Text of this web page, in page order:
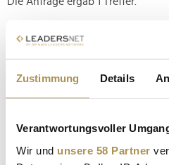
Zustimmung Details
Verantwortungsvoller
Wir und unsere 58 Partner
Tipp
Setzen Sie die gesuchten
Anführungszeichen: zb
Musikstars vereinen sich
José Carreras Gala live aus